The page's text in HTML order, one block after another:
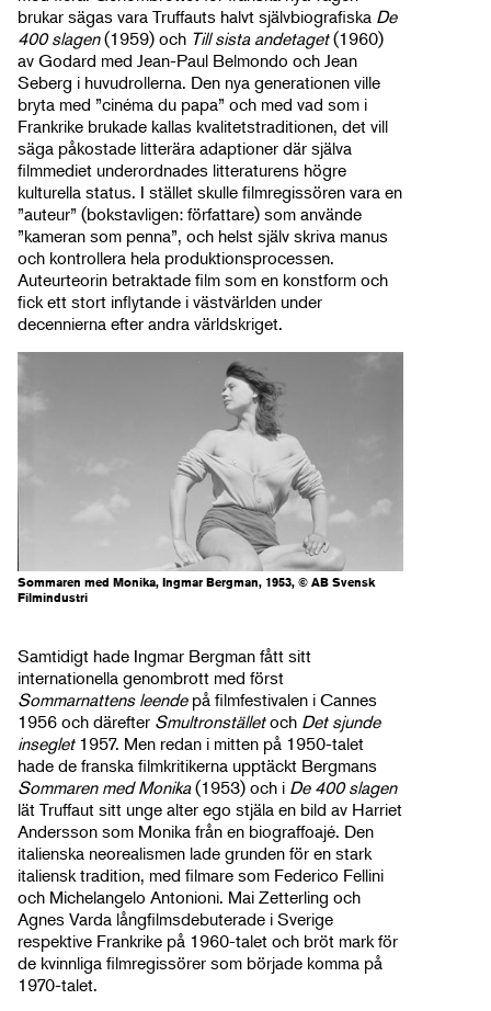
brukar sägas vara Truffauts halvt självbiografiska De
400 slagen(1959) och Till sista andetaget(1960)
av Godard med Jean-Paul Belmondo och Jean
Seberg i huvudrollerna. Den nya generationen ville
bryta med ”cinéma du papa” och med vad som i
Frankrike brukade kallas kvalitetstraditionen, det vill
säga påkostade litterära adaptioner där själva
filmmediet underordnades litteraturens högre
kulturella status. I stället skulle filmregissören vara en
”auteur” (bokstavligen: författare) som använde
”kameran som penna”, och helst själv skriva manus
och kontrollera hela produktionsprocessen.
Auteurteorin betraktade film som en konstform och
fick ett stort inflytande i västvärlden under
decennierna efter andra världskriget.
Sommaren med Monika, Ingmar Bergman, 1953, © AB Svensk
Filmindustri
Samtidigt hade Ingmar Bergman fått sitt
internationella genombrott med först
Sommarnattens leendepå filmfestivalen i Cannes
1956 och därefter Smultronställetoch Det sjunde
inseglet1957. Men redan i mitten på 1950-talet
hade de franska filmkritikerna upptäckt Bergmans
Sommaren med Monika(1953) och i De 400 slagen
lät Truffaut sitt unge alter ego stjäla en bild av Harriet
Andersson som Monika från en biograffoajé. Den
italienska neorealismen lade grunden för en stark
italiensk tradition, med filmare som Federico Fellini
och Michelangelo Antonioni. Mai Zetterling och
Agnes Varda långfilmsdebuterade i Sverige
respektive Frankrike på 1960-talet och bröt mark för
de kvinnliga filmregissörer som började komma på
1970-talet.